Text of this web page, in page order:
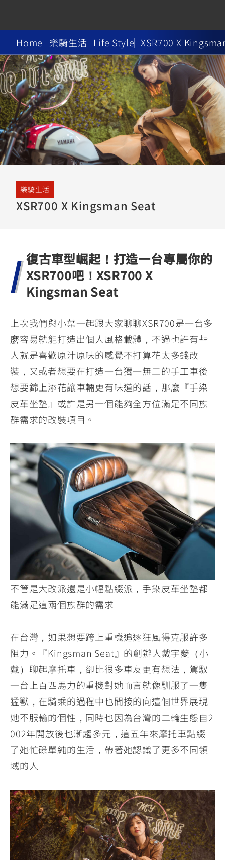
依風格 依排氣量
Super
Sport
Hyper
Naked
Sport
Heritage
YZF-R9
550+
550+
YZF-R15
150
MT-
09
AMT
MT-
09
550+
AMT
550+
MT-
03
251~549
MT-
15
150
XSR
700
550+
FZ-X
依風格 依排氣量
Premium Sport FashionAdventure Family
TMAX
550+
251~549
AUGUR
150
CYGNUS
XR
150
X
FORCE
2.0
150
RS NEO
125
Limi
125
BW'S
125
AXIS
Z /
Zii
125
CUXiE
2.5 kw
追蹤愛車
我的愛車 瀏覽紀錄
Home 樂騎生活 Life Style XSR700 X
樂騎生活
XSR700 X Kingsman Seat
復古車型崛起！打造一台專屬你的
XSR700吧！XSR700 X
Kingsman Seat
上次我們與小葉一起跟大家聊聊XSR700是一台多
麽容易就能打造出個人風格載體，不過也許有些
人就是喜歡原汁原味的感覺不打算花太多錢改
裝，又或者想要在打造一台獨一無二的手工車後
想要錦上添花讓車輛更有味道的話，那麼『手染
皮革坐墊』或許是另一個能夠全方位滿足不同族
群需求的改裝項目。
不管是大改派還是小幅點綴派，手染皮革坐墊都
能滿足這兩個族群的需求
在台灣，如果想要跨上重機追逐狂風得克服許多
阻力。『Kingsman Seat』的創辦人戴宇薆（小
戴）聊起摩托車，卻比很多車友更有想法，駕馭
一台上百匹馬力的重機對她而言就像馴服了一隻
猛獸，在騎乘的過程中也間接的向這個世界展現
她不服輸的個性，同時也因為台灣的二輪生態自2
002年開放後也漸趨多元，這五年來摩托車點綴
了她忙碌單純的生活，帶著她認識了更多不同領
域的人